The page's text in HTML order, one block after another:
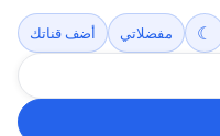
☾ مفضلاتي أضف قناتك